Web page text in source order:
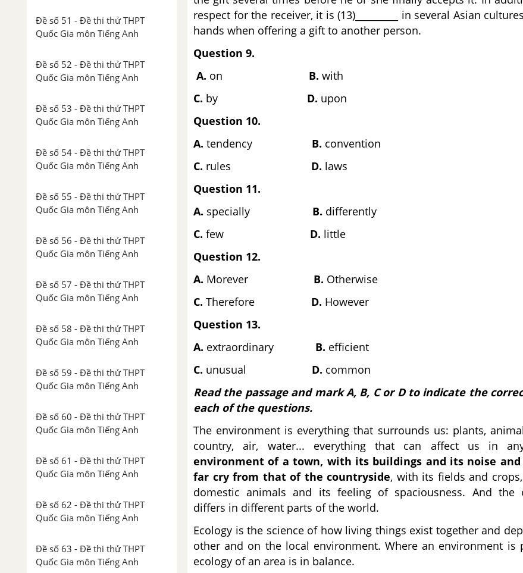
Đề số 51 - Đề thi thử THPT
Quốc Gia môn Tiếng Anh
Đề số 52 - Đề thi thử THPT
Quốc Gia môn Tiếng Anh
Đề số 53 - Đề thi thử THPT
Quốc Gia môn Tiếng Anh
Đề số 54 - Đề thi thử THPT
Quốc Gia môn Tiếng Anh
Đề số 55 - Đề thi thử THPT
Quốc Gia môn Tiếng Anh
Đề số 56 - Đề thi thử THPT
Quốc Gia môn Tiếng Anh
Đề số 57 - Đề thi thử THPT
Quốc Gia môn Tiếng Anh
Đề số 58 - Đề thi thử THPT
Quốc Gia môn Tiếng Anh
Đề số 59 - Đề thi thử THPT
Quốc Gia môn Tiếng Anh
Đề số 60 - Đề thi thử THPT
Quốc Gia môn Tiếng Anh
Đề số 61 - Đề thi thử THPT
Quốc Gia môn Tiếng Anh
Đề số 62 - Đề thi thử THPT
Quốc Gia môn Tiếng Anh
Đề số 63 - Đề thi thử THPT
Quốc Gia môn Tiếng Anh
respect for the receiver, it is (13)_________ in several Asian
hands when offering a gift to another person.
Question 9.
A. on B. with
C. by D. upon
Question 10.
A. tendency B. convention
C. rules D. laws
Question 11.
A. specially B. differently
C. few D. little
Question 12.
A. Morever B. Otherwise
C. Therefore D. However
Question 13.
A. extraordinary B. efficient
C. unusual D. common
Read the passage and mark A, B, C or D to indicate the
each of the questions.
The environment is everything that surrounds us: plants,
country, air, water... everything that can affect us in
environment of a town, with its buildings and its noise and
far cry from that of the countryside, with its fields and
domestic animals and its feeling of spaciousness. And the
differs in different parts of the world.
Ecology is the science of how living things exist together and
other and on the local environment. Where an environment is
ecology of an area is in balance.